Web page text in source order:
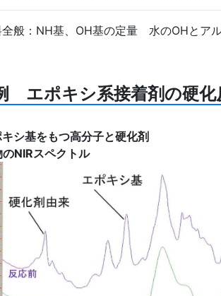
般：NH基、OH基の定量 水のOHとア
エポキシ系接着剤の硬化
シ基をもつ高分子と硬化剤
NIRスペクトル